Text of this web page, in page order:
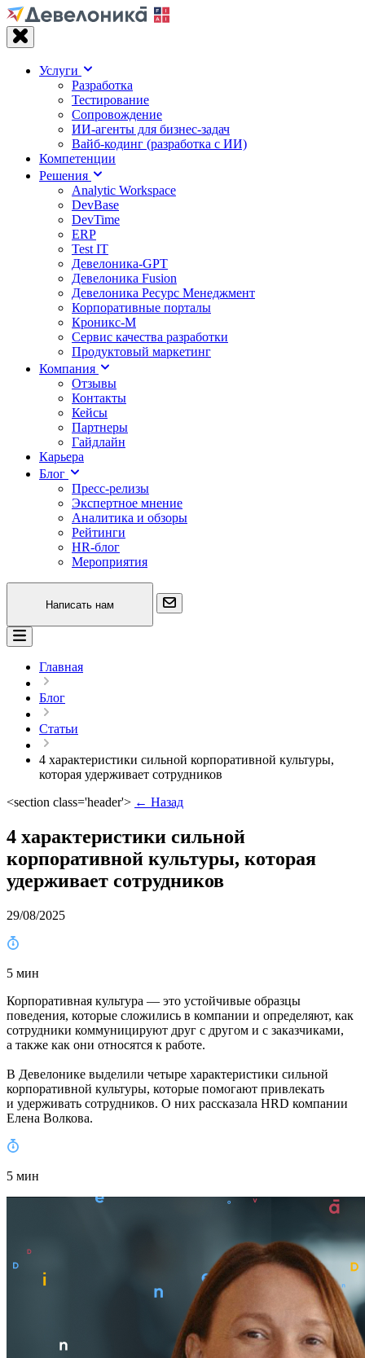
Услуги
Разработка
Тестирование
Сопровождение
ИИ-агенты для бизнес-задач
Вайб‑кодинг (разработка с ИИ)
Компетенции
Решения
Analytic Workspace
DevBase
DevTime
ERP
Test IT
Девелоника-GPT
Девелоника Fusion
Девелоника Ресурс Менеджмент
Корпоративные порталы
Кроникс-М
Сервис качества разработки
Продуктовый маркетинг
Компания
Отзывы
Контакты
Кейсы
Партнеры
Гайдлайн
Карьера
Блог
Пресс-релизы
Экспертное мнение
Аналитика и обзоры
Рейтинги
HR-блог
Мероприятия
Написать нам
Главная
Блог
Статьи
4 характеристики сильной корпоративной культуры,
которая удерживает сотрудников
<section class='header'> ← Назад
4 характеристики сильной
корпоративной культуры, которая
удерживает сотрудников
29/08/2025
5 мин
Корпоративная культура — это устойчивые образцы
поведения, которые сложились в компании и определяют, как
сотрудники коммуницируют друг с другом и с заказчиками,
а также как они относятся к работе.
В Девелонике выделили четыре характеристики сильной
корпоративной культуры, которые помогают привлекать
и удерживать сотрудников. О них рассказала HRD компании
Елена Волкова.
5 мин